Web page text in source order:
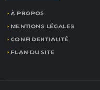
À PROPOS
MENTIONS LÉGALES
CONFIDENTIALITÉ
PLAN DU SITE